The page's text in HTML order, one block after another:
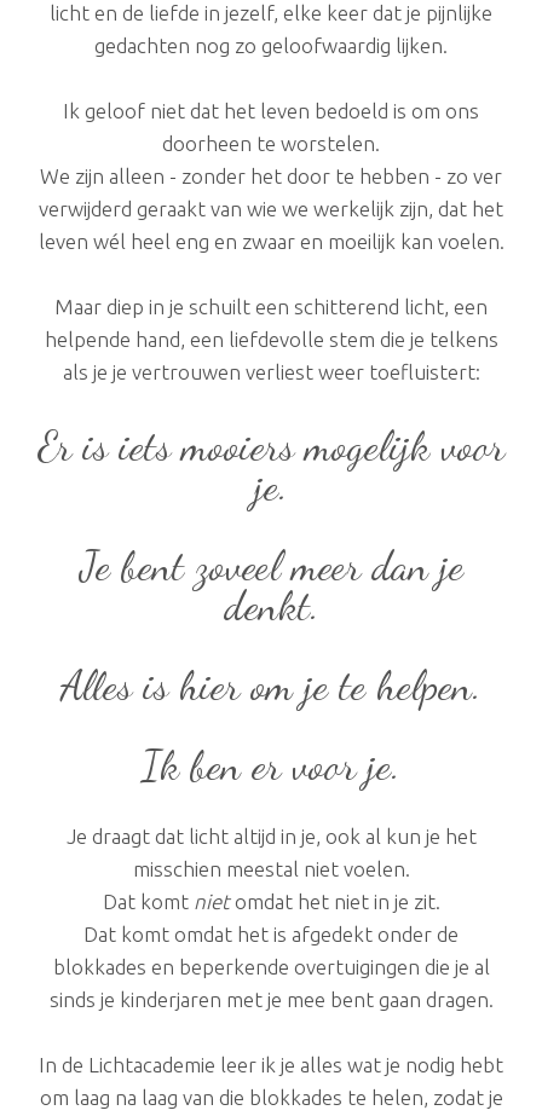
licht en de liefde in jezelf, elke keer dat je pijnlijke
gedachten nog zo geloofwaardig lijken.
Ik geloof niet dat het leven bedoeld is om ons
doorheen te worstelen.
We zijn alleen - zonder het door te hebben - zo ver
verwijderd geraakt van wie we werkelijk zijn, dat het
leven wél heel eng en zwaar en moeilijk kan voelen.
Maar diep in je schuilt een schitterend licht, een
helpende hand, een liefdevolle stem die je telkens
als je je vertrouwen verliest weer toefluistert:
Er is iets mooiers mogelijk voor
je.
Je bent zoveel meer dan je
denkt.
Alles is hier om je te helpen.
Ik ben er voor je.
Je draagt dat licht altijd in je, ook al kun je het
misschien meestal niet voelen.
Dat komt nietomdat het niet in je zit.
Dat komt omdat het is afgedekt onder de
blokkades en beperkende overtuigingen die je al
sinds je kinderjaren met je mee bent gaan dragen.
​In de Lichtacademie leer ik je alles wat je nodig hebt
om laag na laag van die blokkades te helen, zodat je